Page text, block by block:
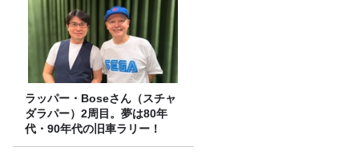
ラッパー・Boseさん（スチャ
ダラパー）2周目。夢は80年
代・90年代の旧車ラリー！